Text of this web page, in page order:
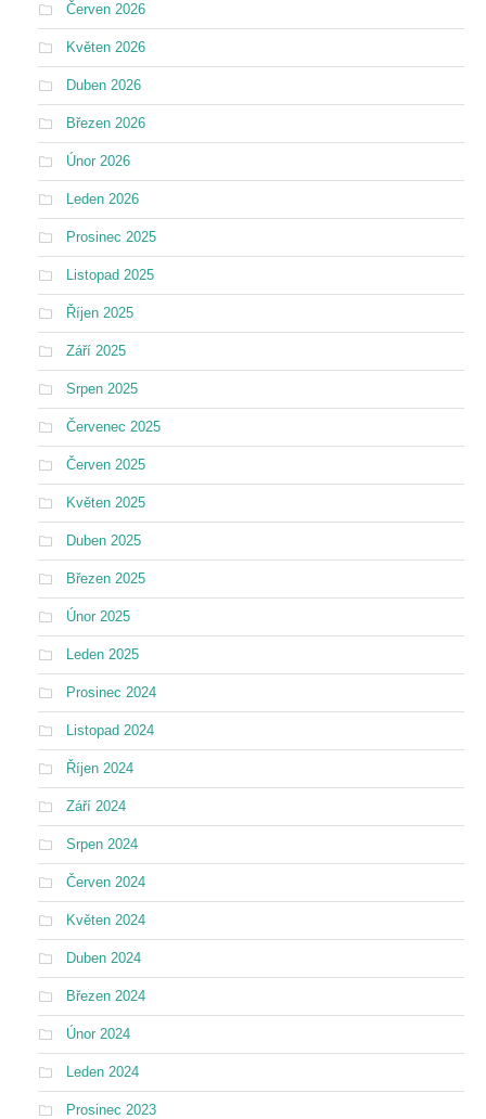
Červen 2026
Květen 2026
Duben 2026
Březen 2026
Únor 2026
Leden 2026
Prosinec 2025
Listopad 2025
Říjen 2025
Září 2025
Srpen 2025
Červenec 2025
Červen 2025
Květen 2025
Duben 2025
Březen 2025
Únor 2025
Leden 2025
Prosinec 2024
Listopad 2024
Říjen 2024
Září 2024
Srpen 2024
Červen 2024
Květen 2024
Duben 2024
Březen 2024
Únor 2024
Leden 2024
Prosinec 2023